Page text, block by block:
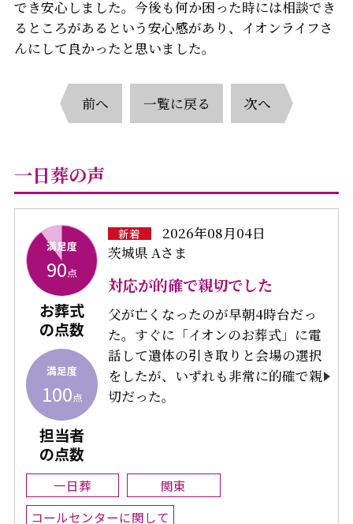
でき安心しました。今後も何か困った時には相談でき
るところがあるという安心感があり、イオンライフさ
んにして良かったと思いました。
前へ 一覧に戻る 次へ
一日葬の声
満足度
90点
お葬式
の点数
満足度
100点
担当者
の点数
新着
2026年08月04日
茨城県 Aさま
対応が的確で親切でした
父が亡くなったのが早朝4時台だっ
た。すぐに「イオンのお葬式」に電
話して遺体の引き取りと会場の選択
をしたが、いずれも非常に的確で親
切だった。
一日葬
関東
コールセンターに関して